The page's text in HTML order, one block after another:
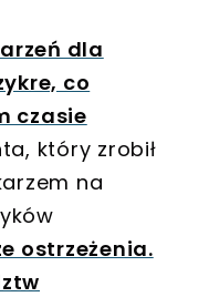
dla
co
czasie
który zrobił
na
ostrzeżenia.